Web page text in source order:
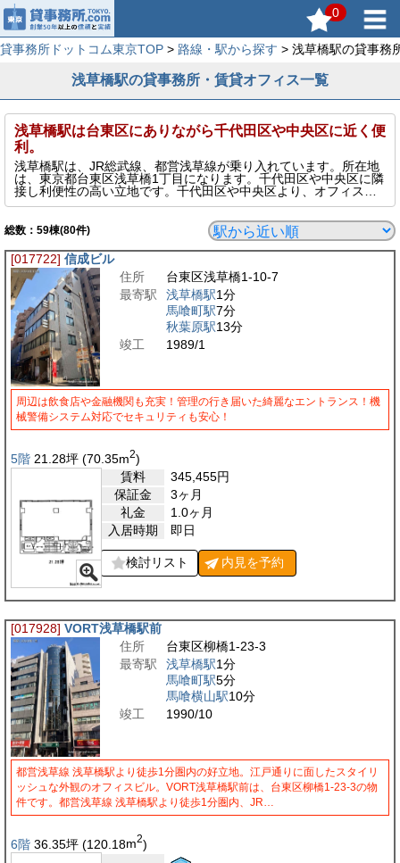
0
貸事務所ドットコム東京TOP > 路線・駅から探す > 浅草橋駅の貸事務
浅草橋駅の貸事務所・賃貸オフィス一覧
浅草橋駅は台東区にありながら千代田区や中央区に近く便
利。
浅草橋駅は、JR総武線、都営浅草線が乗り入れています。所在地
は、東京都台東区浅草橋1丁目になります。千代田区や中央区に隣
接し利便性の高い立地です。千代田区や中央区より、オフィス賃
料が安くコスト重視の場合、狙い目物件を探せるおすすめエリア
総数： 59棟(80件)
[017722] 信成ビル
住所
台東区浅草橋1-10-7
最寄駅
浅草橋駅1分
馬喰町駅7分
秋葉原駅13分
竣工
1989/1
周辺は飲食店や金融機関も充実！管理の行き届いた綺麗なエントランス！機
械警備システム対応でセキュリティも安心！
5階 21.28坪 (70.35m2)
賃料
345,455円
保証金
3ヶ月
礼金
1.0ヶ月
入居時期
即日
検討リスト 内見を予約
[017928] VORT浅草橋駅前
住所
台東区柳橋1-23-3
最寄駅
浅草橋駅1分
馬喰町駅5分
馬喰横山駅10分
竣工
1990/10
都営浅草線 浅草橋駅より徒歩1分圏内の好立地。江戸通りに面したスタイリ
ッシュな外観のオフィスビル。VORT浅草橋駅前は、台東区柳橋1-23-3の物
件です。都営浅草線 浅草橋駅より徒歩1分圏内、JR…
6階 36.35坪 (120.18m2)